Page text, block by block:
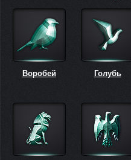
Воробей Голубь